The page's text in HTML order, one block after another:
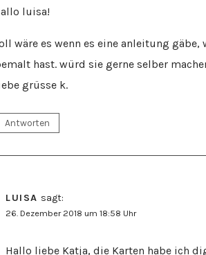
luisa!
wäre es wenn es eine anleitung gäbe,
hast. würd sie gerne selber
grüsse k.
Antworten
LUISA sagt:
26. Dezember 2018 um 18:58 Uhr
Hallo liebe Katja, die Karten habe ich